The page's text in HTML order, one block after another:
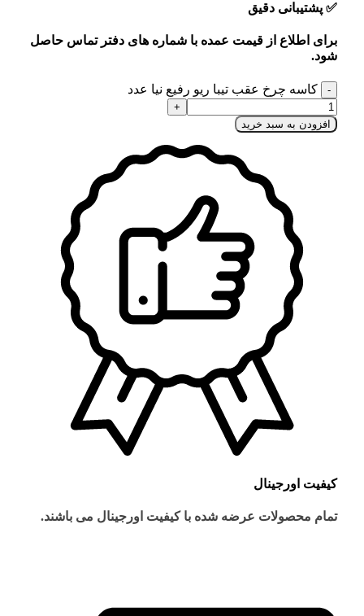
✅ پشتیبانی دقیق
برای اطلاع از قیمت عمده با شماره های دفتر تماس حاصل
شود.
کاسه چرخ عقب تیبا ریو رفیع نیا عدد
افزودن به سبد خرید
کیفیت اورجینال
تمام محصولات عرضه شده با کیفیت اورجینال می باشند.